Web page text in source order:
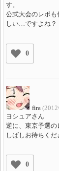
す。
公式大会のレポ
しい…ですよね？
0
fira
ヨシュアさん
逆に、東京予選の
しばしお待ちくだ
0